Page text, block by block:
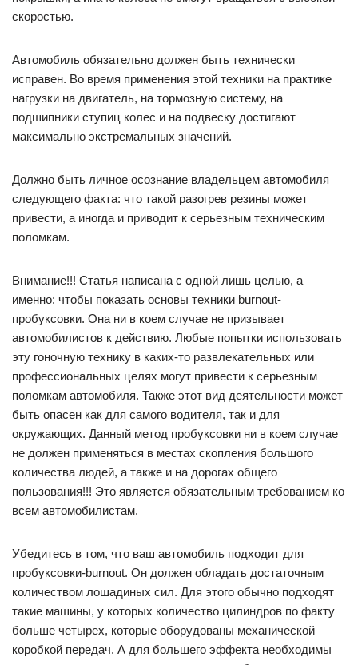
скоростью.
Автомобиль обязательно должен быть технически
исправен. Во время применения этой техники на практике
нагрузки на двигатель, на тормозную систему, на
подшипники ступиц колес и на подвеску достигают
максимально экстремальных значений.
Должно быть личное осознание владельцем автомобиля
следующего факта: что такой разогрев резины может
привести, а иногда и приводит к серьезным техническим
поломкам.
Внимание!!! Статья написана с одной лишь целью, а
именно: чтобы показать основы техники burnout-
пробуксовки. Она ни в коем случае не призывает
автомобилистов к действию. Любые попытки использовать
эту гоночную технику в каких-то развлекательных или
профессиональных целях могут привести к серьезным
поломкам автомобиля. Также этот вид деятельности может
быть опасен как для самого водителя, так и для
окружающих. Данный метод пробуксовки ни в коем случае
не должен применяться в местах скопления большого
количества людей, а также и на дорогах общего
пользования!!! Это является обязательным требованием ко
всем автомобилистам.
Убедитесь в том, что ваш автомобиль подходит для
пробуксовки-burnout. Он должен обладать достаточным
количеством лошадиных сил. Для этого обычно подходят
такие машины, у которых количество цилиндров по факту
больше четырех, которые оборудованы механической
коробкой передач. А для большего эффекта необходимы